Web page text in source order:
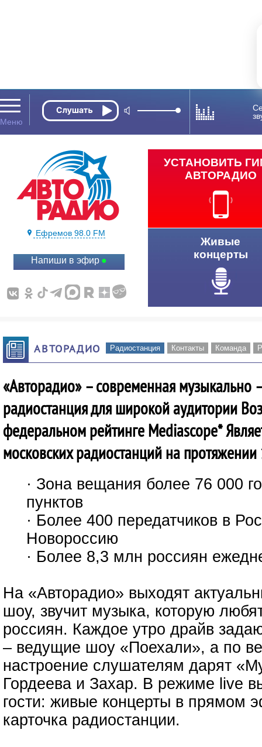
Ефремов 98.0 FM
Напиши в эфир
УСТАНОВИТЬ
АВТОРАДИО
Живые
концерты
АВТОРАДИО Радиостанция Контакты Команда
«Авторадио» – современная
радиостанция для широкой аудитории
федеральном рейтинге Mediascope*
московских радиостанций на протяжении
· Зона вещания более 76 000
пунктов
· Более 400 передатчиков в
Новороссию
· Более 8,3 млн россиян
На «Авторадио» выходят
шоу, звучит музыка, которую
россиян. Каждое утро драйв
– ведущие шоу «Поехали», а по
настроение слушателям дарят
Гордеева и Захар. В режиме live
гости: живые концерты в прямом
карточка радиостанции.